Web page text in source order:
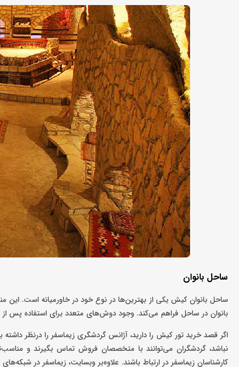
ساحل بانوان
ساحل بانوان کیش یکی از بهترین‌ها در نوع خود در خاورمیانه است. این
بانوان در ساحل فراهم می‌کند. وجود دوش‌های متعدد برای استفاده پس از
اگر قصد خرید تور کیش را دارید، آژانس گردشگری زیماسفر را درنظر
نباشد، گردشگران می‌توانند با متخصصان فروش تماس بگیرند و
کارشناسان زیماسفر در ارتباط باشند. علاوه‌بر وبسایت، زیماسفر در